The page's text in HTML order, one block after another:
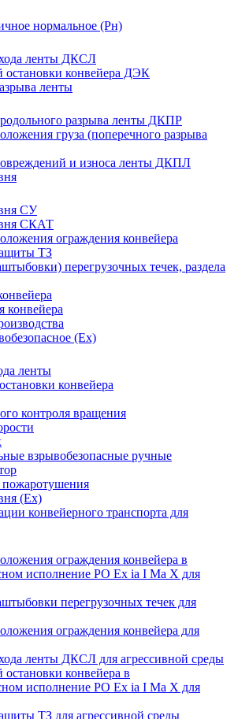
нормальное (Рн)
ленты ДКСЛ
остановки конвейера ДЭК
ленты
разрыва ленты ДКПР
груза (поперечного разрыва
и износа ленты ДКПЛ
СУ
СКАТ
ограждения конвейера
ТЗ
перегрузочных течек, раздела
конвейера
(Ex)
ленты
конвейера
контроля вращения
взрывобезопасные ручные
пожаротушения
(Ех)
конвейерного транспорта для
ограждения конвейера в
исполнение РО Ех ia I Ма Х для
перегрузочных течек для
ограждения конвейера для
ленты ДКСЛ для агрессивной среды
конвейера в
исполнение РО Ех ia I Ма Х для
ТЗ для агрессивной среды